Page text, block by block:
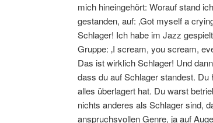
mich hineingehört: Worauf stand
gestanden, auf: ‚Got myself a
Schlager! Ich habe im Jazz
Gruppe: ‚I scream, you scream,
Das ist wirklich Schlager! Und
dass du auf Schlager standest.
alles überlagert hat. Du warst
nichts anderes als Schlager sind,
anspruchsvollen Genre, ja auf